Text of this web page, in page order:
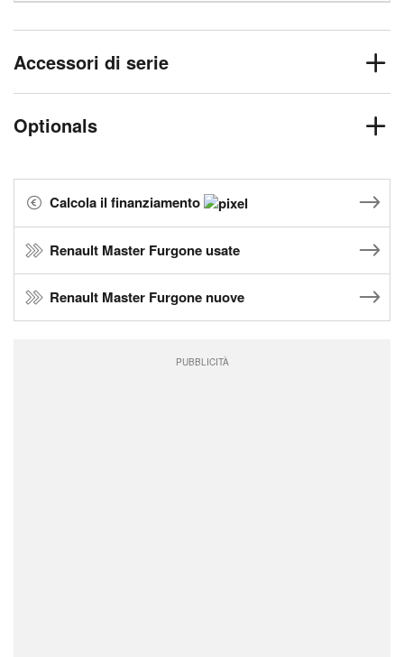
Accessori di serie
Optionals
Calcola il finanziamento
Renault Master Furgone usate
Renault Master Furgone nuove
PUBBLICITÀ